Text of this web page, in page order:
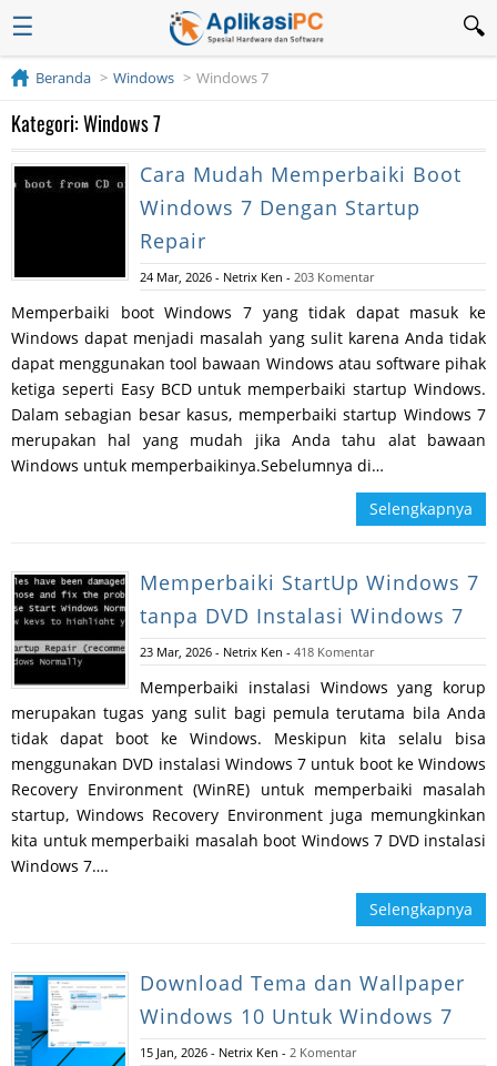
☰
Beranda Windows Windows 7
Kategori: Windows 7
Cara Mudah Memperbaiki Boot
Windows 7 Dengan Startup
Repair
24 Mar, 2026 - Netrix Ken - 203 Komentar
Memperbaiki boot Windows 7 yang tidak dapat masuk ke
Windows dapat menjadi masalah yang sulit karena Anda tidak
dapat menggunakan tool bawaan Windows atau software pihak
ketiga seperti Easy BCD untuk memperbaiki startup Windows.
Dalam sebagian besar kasus, memperbaiki startup Windows 7
merupakan hal yang mudah jika Anda tahu alat bawaan
Windows untuk memperbaikinya.Sebelumnya di…
Selengkapnya
Memperbaiki StartUp Windows 7
tanpa DVD Instalasi Windows 7
23 Mar, 2026 - Netrix Ken - 418 Komentar
Memperbaiki instalasi Windows yang korup
merupakan tugas yang sulit bagi pemula terutama bila Anda
tidak dapat boot ke Windows. Meskipun kita selalu bisa
menggunakan DVD instalasi Windows 7 untuk boot ke Windows
Recovery Environment (WinRE) untuk memperbaiki masalah
startup, Windows Recovery Environment juga memungkinkan
kita untuk memperbaiki masalah boot Windows 7 DVD instalasi
Windows 7….
Selengkapnya
Download Tema dan Wallpaper
Windows 10 Untuk Windows 7
15 Jan, 2026 - Netrix Ken - 2 Komentar